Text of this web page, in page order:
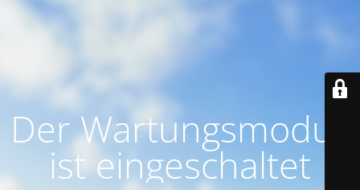
Der Wartungsmodus
ist eingeschaltet